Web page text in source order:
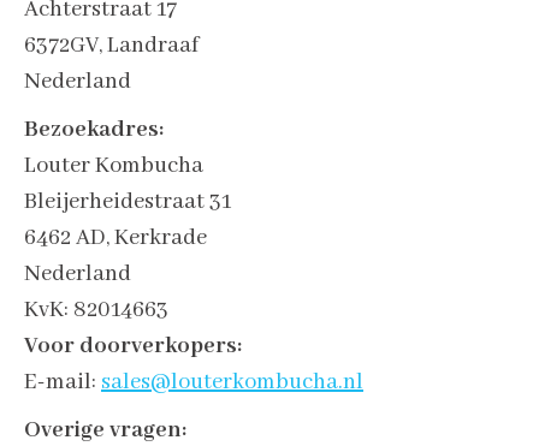
Achterstraat 17
6372GV, Landraaf
Nederland
Bezoekadres:
Louter Kombucha
Bleijerheidestraat 31
6462 AD, Kerkrade
Nederland
KvK: 82014663
Voor doorverkopers:
E-mail: sales@louterkombucha.nl
Overige vragen: